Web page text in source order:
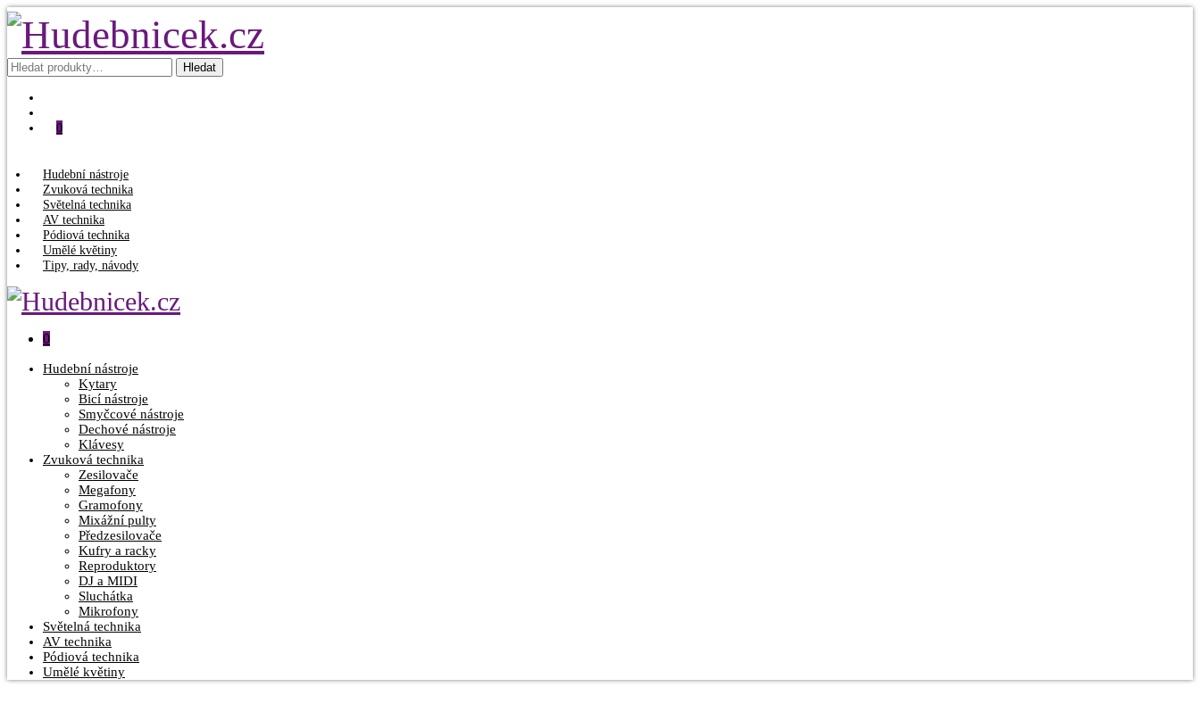
Hledat: Hledat
0
Hudební nástroje
Zvuková technika
Světelná technika
AV technika
Pódiová technika
Umělé květiny
Tipy, rady, návody
0
Hudební nástroje
Kytary
Bicí nástroje
Smyčcové nástroje
Dechové nástroje
Klávesy
Zvuková technika
Zesilovače
Megafony
Gramofony
Mixážní pulty
Předzesilovače
Kufry a racky
Reproduktory
DJ a MIDI
Sluchátka
Mikrofony
Světelná technika
AV technika
Pódiová technika
Umělé květiny